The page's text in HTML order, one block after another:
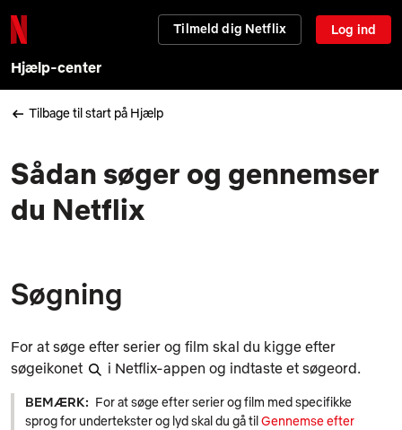
Tilmeld dig Netflix Log ind
Hjælp-center
Tilbage til start på Hjælp
Sådan søger og gennemser
du Netflix
Søgning
For at søge efter serier og film skal du kigge efter
søgeikonet
i Netflix-appen og indtaste et søgeord.
BEMÆRK: For at søge efter serier og film med specifikke
sprog for undertekster og lyd skal du gå tilGennemse efter